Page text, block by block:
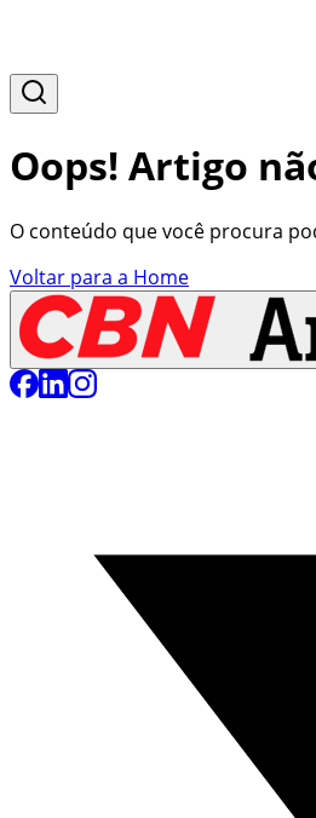
Oops! Artigo
O conteúdo que você procura
Voltar para a Home